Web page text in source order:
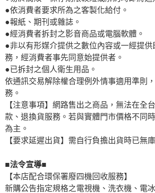
●依消費者要求所為之客製化給付。
●報紙、期刊或雜誌。
●經消費者拆封之影音商品或電腦軟體。
●非以有形媒介提供之數位內容或一經提供
務，經消費者事先同意始提供者。
●已拆封之個人衛生用品。
依通訊交易解除權合理例外情事適用準則
務。
【注意事項】網路售出之商品，無法在全
款、退換貨服務。若與實體門市價格不同
為主。
【要求延遲出貨】需自行負擔出貨時已無
■法令宣導■
【本店配合環保署廢四機回收服務】
新購公告指定規格之電視機、洗衣機、電